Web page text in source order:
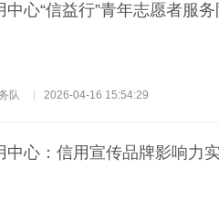
心“信益行”青年志愿者服
队 2026-04-16 15:54:29
中心：信用宣传品牌影响力